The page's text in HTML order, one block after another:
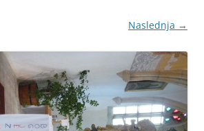
Naslednja →